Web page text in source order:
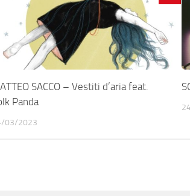
SACCO – Vestiti d’aria feat.
Panda
03/2023